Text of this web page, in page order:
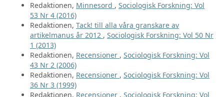
Redaktionen, Minnesord , Sociologisk Forskning: Vol
53 Nr 4 (2016)
Redaktionen, Tack! till alla våra granskare av
artikelmanus år 2012 , Sociologisk Forskning: Vol 50 Nr
1 (2013)
Redaktionen, Recensioner , Sociologisk Forskning: Vol
43 Nr 2 (2006)
Redaktionen, Recensioner , Sociologisk Forskning: Vol
36 Nr 3 (1999)
Redaktionen, Recensioner , Sociologisk Forskning: Vol